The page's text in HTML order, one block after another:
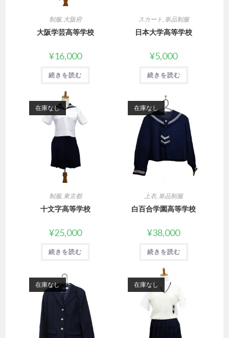
制服, 大阪府
大阪学芸高等学校
¥16,000
続きを読む
スカート,単品制服
日本大学高等学校
¥5,000
続きを読む
在庫なし
制服, 東京都
十文字高等学校
¥25,000
続きを読む
在庫なし
上衣,単品制服
白百合学園高等学校
¥38,000
続きを読む
在庫なし 在庫なし